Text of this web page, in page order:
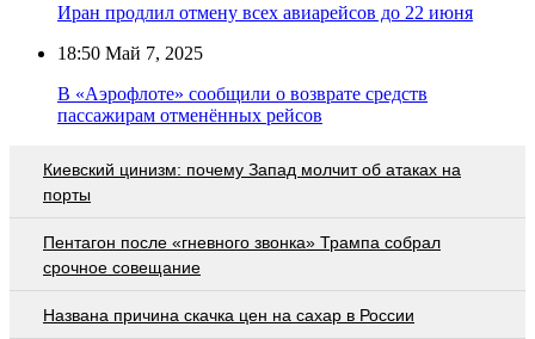
Иран продлил отмену всех авиарейсов до 22 июня
18:50 Май 7, 2025
В «Аэрофлоте» сообщили о возврате средств
пассажирам отменённых рейсов
Киевский цинизм: почему Запад молчит об атаках на
порты
Пентагон после «гневного звонка» Трампа собрал
срочное совещание
Названа причина скачка цен на сахар в России